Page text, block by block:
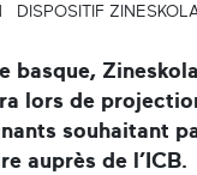
DISPOSITIF
basque,
lors de
souhaitant
auprès de l’ICB.